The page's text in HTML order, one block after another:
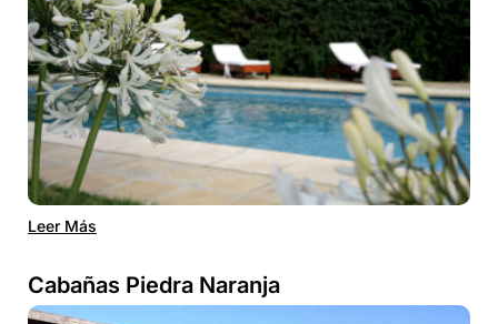
Leer Más
Cabañas Piedra Naranja